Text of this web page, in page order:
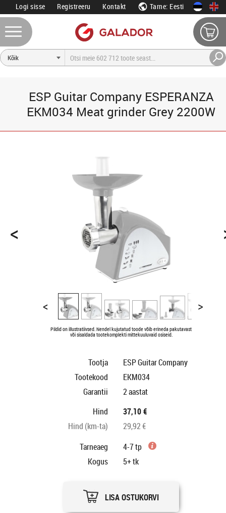
Logi sisse Registreeru Kontakt Tarne: Eesti
ESP Guitar Company ESPERANZA
EKM034 Meat grinder Grey 2200W
<
< >
Pildid on illustratiivsed. Nendel kujutatud toode võib erineda pakutavast
või sisaldada tootekomplekti mittekuuluvaid osiseid.
Tootja
ESP Guitar Company
Tootekood
EKM034
Garantii
2 aastat
Hind
37,10 €
Hind (km-ta)
29,92 €
Tarneaeg
4-7 tp
Kogus
5+tk
LISA OSTUKORVI